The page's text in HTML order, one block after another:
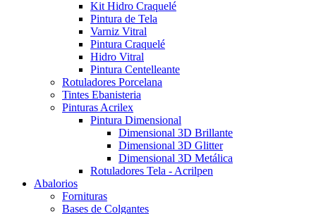
Kit Hidro Craquelé
Pintura de Tela
Varniz Vitral
Pintura Craquelé
Hidro Vitral
Pintura Centelleante
Rotuladores Porcelana
Tintes Ebanisteria
Pinturas Acrilex
Pintura Dimensional
Dimensional 3D Brillante
Dimensional 3D Glitter
Dimensional 3D Metálica
Rotuladores Tela - Acrilpen
Abalorios
Fornituras
Bases de Colgantes